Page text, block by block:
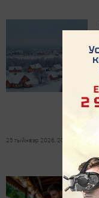
25 гыйнвар 2026, 20:39